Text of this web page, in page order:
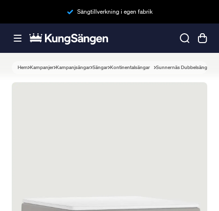
Sängtillverkning i egen fabrik
Hem Kampanjer Kampanjsängar Sängar Kontinentalsängar Sunnernäs Dubbelsäng